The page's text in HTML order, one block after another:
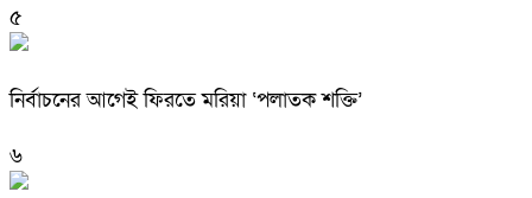
৫
নির্বাচনের আগেই ফিরতে মরিয়া ‘পলাতক শক্তি’
৬